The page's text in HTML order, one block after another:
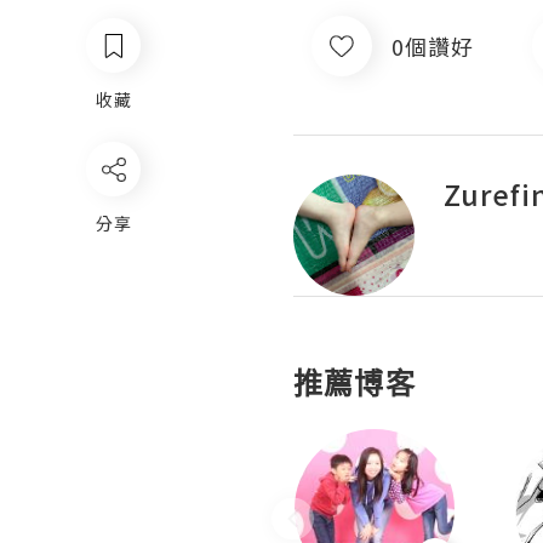
收藏
分享
0個讚好
推薦博客